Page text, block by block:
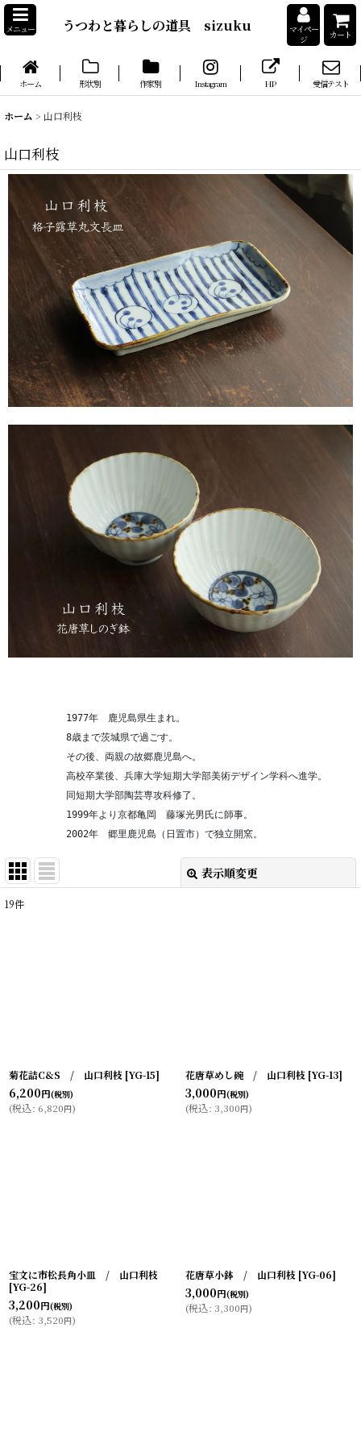
メニュー うつわと暮らしの道具 sizuku
マイペー
ジ
カート
ホーム 形状別 作家別 Instagram HP 受信テスト
ホーム > 山口利枝
山口利枝
1977年　鹿児島県生まれ。
8歳まで茨城県で過ごす。
その後、両親の故郷鹿児島へ。
高校卒業後、兵庫大学短期大学部美術デザイン学科へ進学。
同短期大学部陶芸専攻科修了。
1999年より京都亀岡　藤塚光男氏に師事。
2002年　郷里鹿児島（日置市）で独立開窯。
表示順変更
19件
菊花詰C&S / 山口利枝 [YG-15]
6,200円(税別)
(税込: 6,820円)
花唐草めし碗 / 山口利枝 [YG-13]
3,000円(税別)
(税込: 3,300円)
宝文に市松長角小皿 / 山口利枝
[YG-26]
3,200円(税別)
(税込: 3,520円)
花唐草小鉢 / 山口利枝 [YG-06]
3,000円(税別)
(税込: 3,300円)